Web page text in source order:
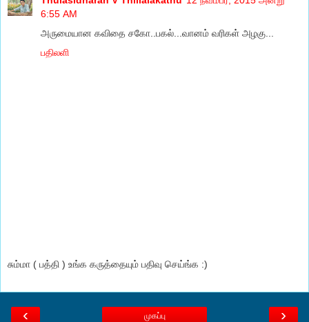
6:55 AM
அருமையான கவிதை சகோ..பகல்...வானம் வரிகள் அழகு...
பதிலளி
சும்மா ( பத்தி ) உங்க கருத்தையும் பதிவு செய்ங்க :)
‹ ›
முகப்பு